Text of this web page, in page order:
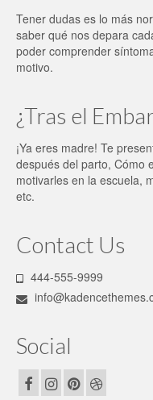
Tener dudas es lo más
saber qué nos depara
poder comprender
motivo.
¿Tras el
¡Ya eres madre! Te
después del parto, Cómo
motivarles en la escuela,
etc.
Contact Us
444-555-9999
Social